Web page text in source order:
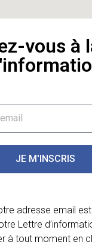
vous à
JE M'INSCRIS
adresse email
Lettre
à tout moment en